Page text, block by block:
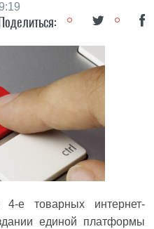
е товарных интернет-
единой платформы